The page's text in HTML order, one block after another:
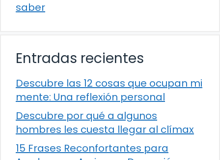
saber
Entradas recientes
Descubre las 12 cosas que ocupan mi
mente: Una reflexión personal
Descubre por qué a algunos
hombres les cuesta llegar al clímax
15 Frases Reconfortantes para